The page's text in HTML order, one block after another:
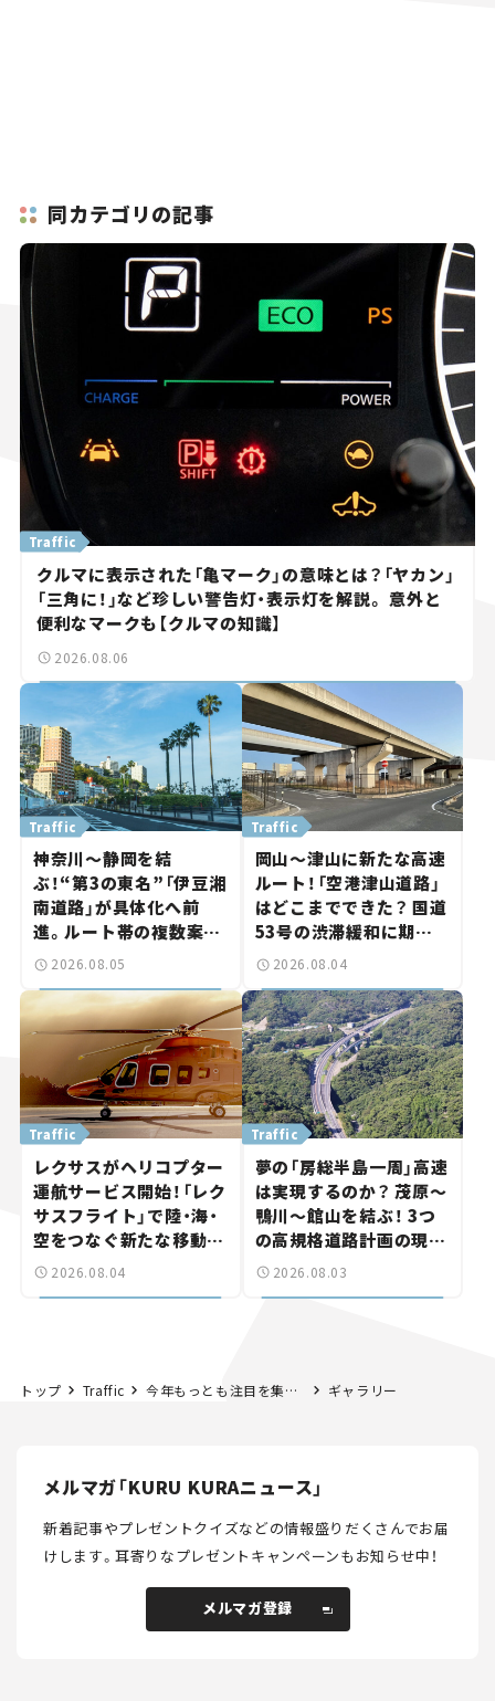
同カテゴリの記事
クルマに表示された「亀マーク」の意味とは？「ヤカン」
「三角に！」など珍しい警告灯・表示灯を解説。 意外と
便利なマークも【クルマの知識】
Traffic
2026.08.06
神奈川～静岡を結
ぶ！“第3の東名”「伊豆湘
南道路」が具体化へ前
進。ルート帯の複数案検
討へ。熱海まで信号ゼロ
道路計画】
Traffic
2026.08.05
岡山～津山に新たな高速
ルート！「空港津山道路」
はどこまでできた？ 国道
53号の渋滞緩和に期待。
岡山市側でも動きが【い
Traffic
2026.08.04
レクサスがヘリコプター
運航サービス開始！「レク
サスフライト」で陸・海・
空をつなぐ新たな移動体
験とは
Traffic
2026.08.04
夢の「房総半島一周」高速
は実現するのか？ 茂原～
鴨川～館山を結ぶ！ 3つ
の高規格道路計画の現
状。「館山鴨川道路」で検
Traffic
2026.08.03
トップ Traffic 今年もっとも注目を集めた道路のニュースは何？【KURU KURA「話題の道路」ランキング2024】 ギャラリー
メルマガ「KURU KURAニュース」
新着記事やプレゼントクイズなどの情報盛りだくさんでお届
けします。耳寄りなプレゼントキャンペーンもお知らせ中！
メルマガ登録